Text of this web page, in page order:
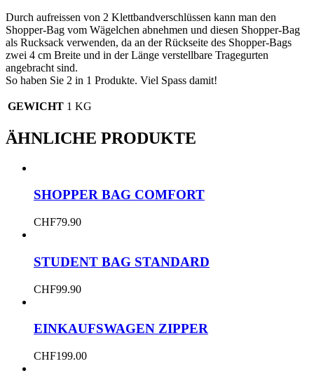
Durch aufreissen von 2 Klettbandverschlüssen kann man den
Shopper-Bag vom Wägelchen abnehmen und diesen Shopper-Bag
als Rucksack verwenden, da an der Rückseite des Shopper-Bags
zwei 4 cm Breite und in der Länge verstellbare Tragegurten
angebracht sind.
So haben Sie 2 in 1 Produkte. Viel Spass damit!
GEWICHT 1 KG
ÄHNLICHE PRODUKTE
SHOPPER BAG COMFORT
CHF79.90
STUDENT BAG STANDARD
CHF99.90
EINKAUFSWAGEN ZIPPER
CHF199.00